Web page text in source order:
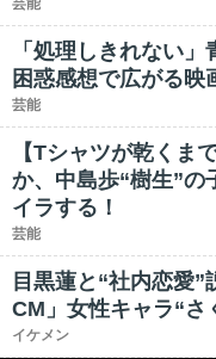
芸能
「処理しきれない
困惑感想で広がる映
芸能
【Tシャツが乾くま
か、中島歩“樹生”の
イラする！
芸能
目黒蓮と“社内恋愛
CM」女性キャラ“さ
イケメン